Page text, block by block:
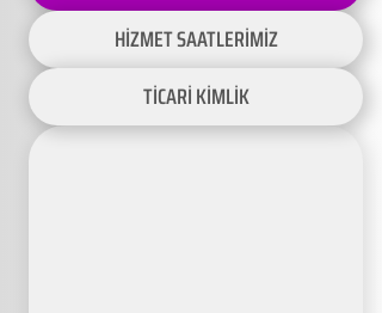
HİZMET SAATLERİMİZ
TİCARİ KİMLİK